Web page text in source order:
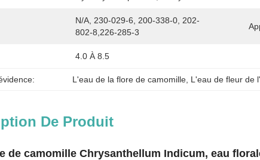
N/A, 230-029-6, 200-338-0, 202-
802-8,226-285-3
4.0 À 8.5
L'eau de la flore de camomille, L'eau de fleur de
De Produit
de camomille Chrysanthellum Indicum, eau